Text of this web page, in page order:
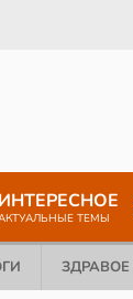
ИНТЕРЕСНОЕ
ТЕМЫ